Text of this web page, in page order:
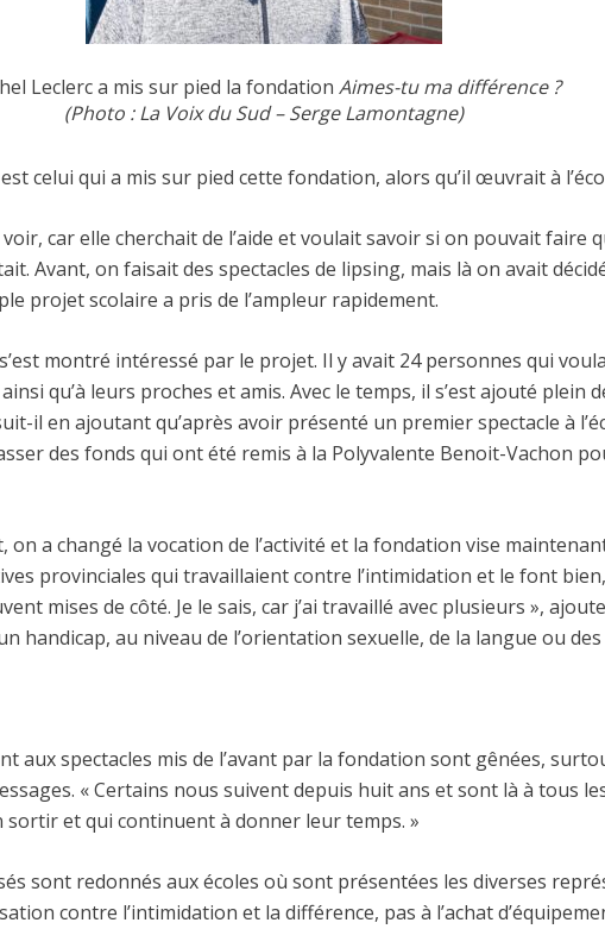
Leclerc a mis sur pied la fondation Aimes-tu ma différence ?
(Photo : La Voix du Sud – Serge Lamontagne)
celui qui a mis sur pied cette fondation, alors qu’il œuvrait à
car elle cherchait de l’aide et voulait savoir si on pouvait faire
Avant, on faisait des spectacles de lipsing, mais là on avait
projet scolaire a pris de l’ampleur rapidement.
montré intéressé par le projet. Il y avait 24 personnes qui
qu’à leurs proches et amis. Avec le temps, il s’est ajouté plein
il en ajoutant qu’après avoir présenté un premier spectacle à
des fonds qui ont été remis à la Polyvalente Benoit-Vachon
a changé la vocation de l’activité et la fondation vise
provinciales qui travaillaient contre l’intimidation et le font
mises de côté. Je le sais, car j’ai travaillé avec plusieurs »,
au niveau de l’orientation sexuelle, de la langue ou
aux spectacles mis de l’avant par la fondation sont gênées,
« Certains nous suivent depuis huit ans et sont là à tous
sortir et qui continuent à donner leur temps. »
sont redonnés aux écoles où sont présentées les diverses
contre l’intimidation et la différence, pas à l’achat